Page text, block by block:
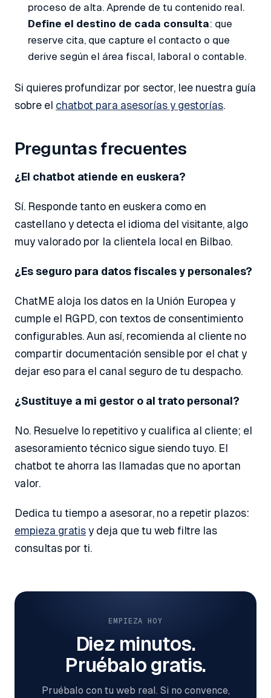
proceso de alta. Aprende de tu contenido real.
Define el destino de cada consulta: que
reserve cita, que capture el contacto o que
derive según el área fiscal, laboral o contable.
Si quieres profundizar por sector, lee nuestra guía
sobre el chatbot para asesorías y gestorías.
Preguntas frecuentes
¿El chatbot atiende en euskera?
Sí. Responde tanto en euskera como en
castellano y detecta el idioma del visitante, algo
muy valorado por la clientela local en Bilbao.
¿Es seguro para datos fiscales y personales?
ChatME aloja los datos en la Unión Europea y
cumple el RGPD, con textos de consentimiento
configurables. Aun así, recomienda al cliente no
compartir documentación sensible por el chat y
dejar eso para el canal seguro de tu despacho.
¿Sustituye a mi gestor o al trato personal?
No. Resuelve lo repetitivo y cualifica al cliente; el
asesoramiento técnico sigue siendo tuyo. El
chatbot te ahorra las llamadas que no aportan
valor.
Dedica tu tiempo a asesorar, no a repetir plazos:
empieza gratis y deja que tu web filtre las
consultas por ti.
EMPIEZA HOY
Diez minutos.
Pruébalo gratis.
Pruébalo con tu web real. Si no convence,